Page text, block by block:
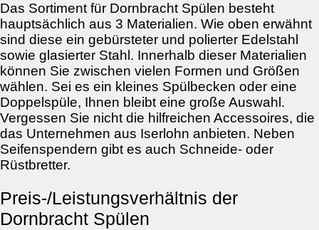
Das Sortiment für Dornbracht Spülen besteht
hauptsächlich aus 3 Materialien. Wie oben erwähnt
sind diese ein gebürsteter und polierter Edelstahl
sowie glasierter Stahl. Innerhalb dieser Materialien
können Sie zwischen vielen Formen und Größen
wählen. Sei es ein kleines Spülbecken oder eine
Doppelspüle, Ihnen bleibt eine große Auswahl.
Vergessen Sie nicht die hilfreichen Accessoires, die
das Unternehmen aus Iserlohn anbieten. Neben
Seifenspendern gibt es auch Schneide- oder
Rüstbretter.
Preis-/Leistungsverhältnis der
Dornbracht Spülen